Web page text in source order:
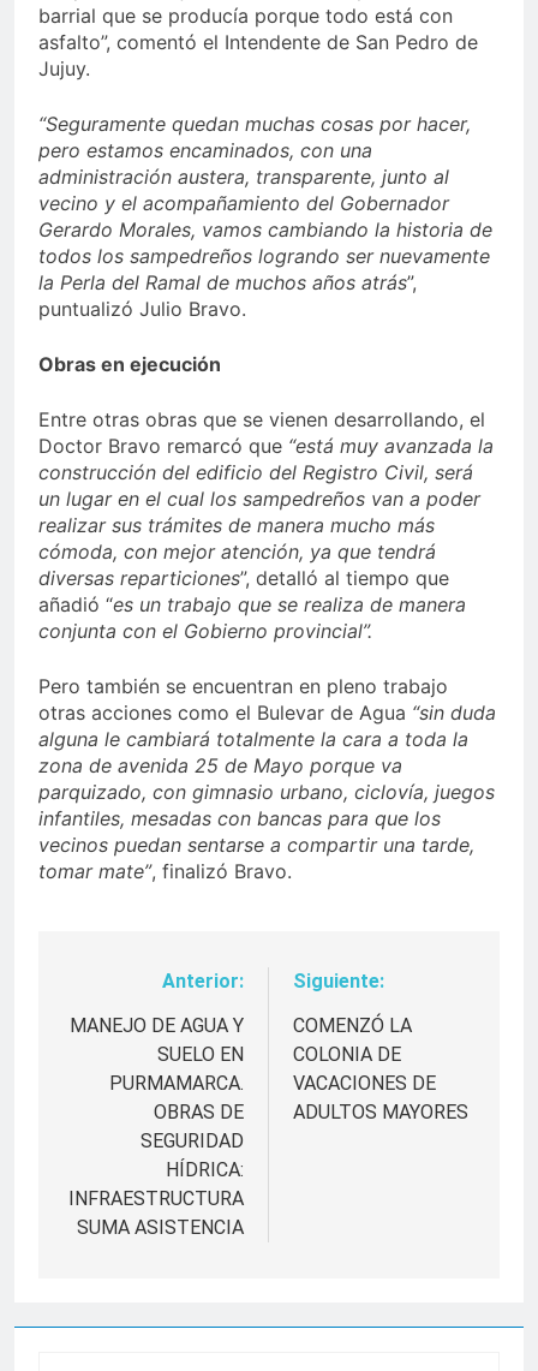
barrial que se producía porque todo está con
asfalto”, comentó el Intendente de San Pedro de
Jujuy.
“Seguramente quedan muchas cosas por hacer,
pero estamos encaminados, con una
administración austera, transparente, junto al
vecino y el acompañamiento del Gobernador
Gerardo Morales, vamos cambiando la historia de
todos los sampedreños logrando ser nuevamente
la Perla del Ramal de muchos años atrás”,
puntualizó Julio Bravo.
Obras en ejecución
Entre otras obras que se vienen desarrollando, el
Doctor Bravo remarcó que “está muy avanzada la
construcción del edificio del Registro Civil, será
un lugar en el cual los sampedreños van a poder
realizar sus trámites de manera mucho más
cómoda, con mejor atención, ya que tendrá
diversas reparticiones”, detalló al tiempo que
añadió “es un trabajo que se realiza de manera
conjunta con el Gobierno provincial”.
Pero también se encuentran en pleno trabajo
otras acciones como el Bulevar de Agua “sin duda
alguna le cambiará totalmente la cara a toda la
zona de avenida 25 de Mayo porque va
parquizado, con gimnasio urbano, ciclovía, juegos
infantiles, mesadas con bancas para que los
vecinos puedan sentarse a compartir una tarde,
tomar mate”, finalizó Bravo.
Navegación
de
entradas
Anterior:
MANEJO DE AGUA Y
SUELO EN
PURMAMARCA.
OBRAS DE
SEGURIDAD
HÍDRICA:
INFRAESTRUCTURA
SUMA ASISTENCIA
Siguiente:
COMENZÓ LA
COLONIA DE
VACACIONES DE
ADULTOS MAYORES